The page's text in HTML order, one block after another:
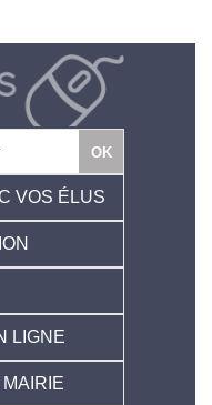
VOS ÉLUS
LIGNE